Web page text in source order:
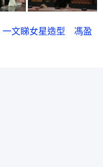
文睇女星造型　馮盈